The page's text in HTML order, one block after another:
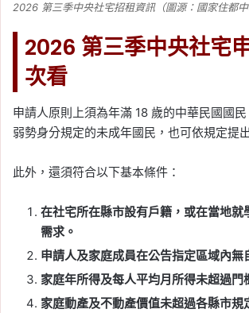
2026 第三季中央社宅招租資訊（圖源：國家住都中
2026 第三季中央社宅
次看
申請人原則上須為年滿 18 歲的中華民國國
弱勢身分規定的未成年國民，也可依規定提
此外，還須符合以下基本條件：
在社宅所在縣市設有戶籍，或在當地就
需求。
申請人及家庭成員在公告指定區域內無
家庭年所得及每人平均月所得未超過門
家庭動產及不動產價值未超過各縣市規